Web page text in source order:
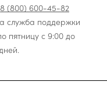
8 (800) 600-45-82
служба поддержки
пятницу с 9:00 до